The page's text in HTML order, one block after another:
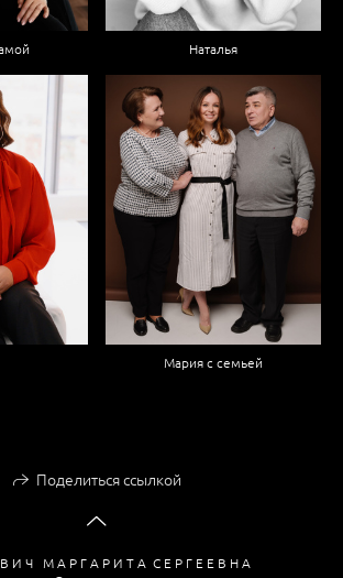
Наталья
Мария с семьей
Поделиться ссылкой
И Ч М А Р Г А Р И Т А С Е Р Г Е Е В Н А